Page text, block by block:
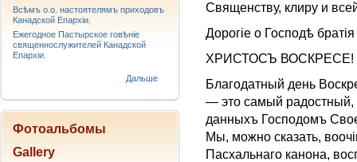
Священству, клиру и
Дорогiе о Господѣ
ХРИСТОСЪ ВОСКРЕСЕ!
Благодатный день
— это самый радостный,
данныхъ Господомъ
Мы, можно сказать,
Пасхальнаго канона,
Всѣмъ о.о. настоятелямъ приходовъ
Канадской Епархiи.
Ежегодное Пастырское говѣніе
священнослужителей Канадской
Епархіи.
Дальше
Фотоальбомы
Gallery